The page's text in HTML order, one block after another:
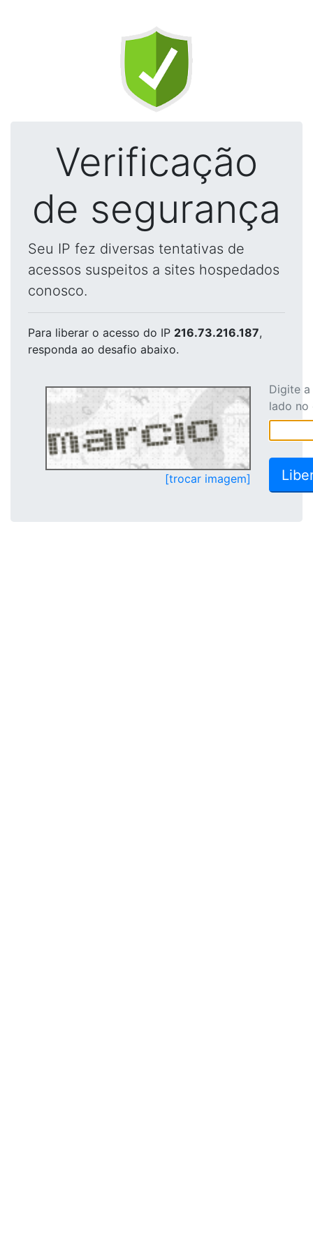
Verificação
de segurança
Seu IP fez diversas tentativas de
acessos suspeitos a sites hospedados
conosco.
Para liberar o acesso do IP 216.73.216.187,
responda ao desafio abaixo.
[trocar imagem]
Digite
lado no